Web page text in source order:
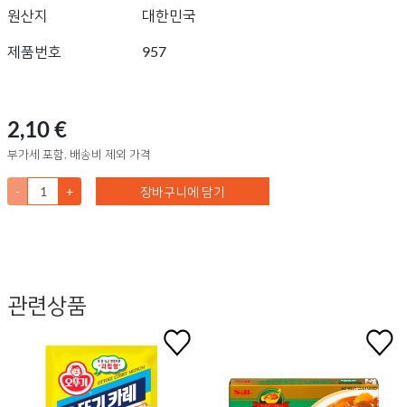
원산지 대한민국
제품번호 957
2,10 €
부가세 포함, 배송비 제외 가격
- + 장바구니에 담기
관련상품